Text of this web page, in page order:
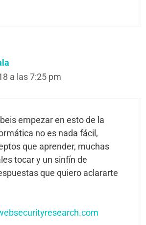
a las 7:25 pm
empezar en esto de la
no es nada fácil,
que aprender, muchas
tocar y un sinfín de
que quiero aclararte